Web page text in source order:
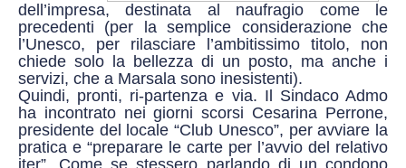
dell’impresa, destinata al naufragio come le
precedenti (per la semplice considerazione che
l’Unesco, per rilasciare l’ambitissimo titolo, non
chiede solo la bellezza di un posto, ma anche i
servizi, che a Marsala sono inesistenti).
Quindi, pronti, ri-partenza e via. Il Sindaco Admo
ha incontrato nei giorni scorsi Cesarina Perrone,
presidente del locale “Club Unesco”, per avviare la
pratica e “preparare le carte per l’avvio del relativo
iter”. Come se stessero parlando di un condono